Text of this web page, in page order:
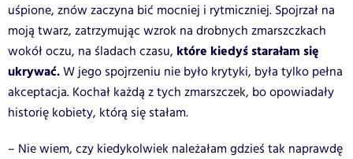
uśpione, znów zaczyna bić mocniej i rytmiczniej. Spojrzał na
moją twarz, zatrzymując wzrok na drobnych zmarszczkach
wokół oczu, na śladach czasu, które kiedyś starałam się
ukrywać.W jego spojrzeniu nie było krytyki, była tylko pełna
akceptacja. Kochał każdą z tych zmarszczek, bo opowiadały
historię kobiety, którą się stałam.
– Nie wiem, czy kiedykolwiek należałam gdzieś tak naprawdę